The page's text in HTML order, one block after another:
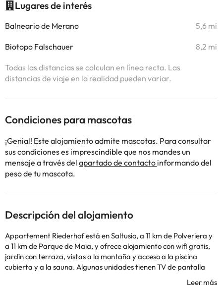
Lugares de interés
Balneario de Merano 5,6 mi
Biotopo Falschauer 8,2 mi
Todas las distancias se calculan en línea recta. Las
distancias de viaje en la realidad pueden variar.
Condiciones para mascotas
¡Genial! Este alojamiento admite mascotas. Para consultar
sus condiciones es imprescindible que nos mandes un
mensaje a través del apartado de contacto informando del
peso de tu mascota.
Descripción del alojamiento
Appartement Riederhof está en Saltusio, a 11 km de Polveriera y
a 11 km de Parque de Maia, y ofrece alojamiento con wifi gratis,
jardín con terraza, vistas a la montaña y acceso a la piscina
cubierta y a la sauna. Algunas unidades tienen TV de pantalla
plana vía satélite, cocina totalmente equipada con nevera y